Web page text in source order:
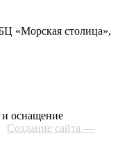
«Морская столица»,
оснащение
Создание сайта —